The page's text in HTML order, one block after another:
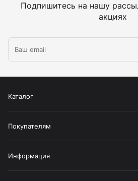
Подпишитесь на нашу
акциях
Каталог
Покупателям
Информация